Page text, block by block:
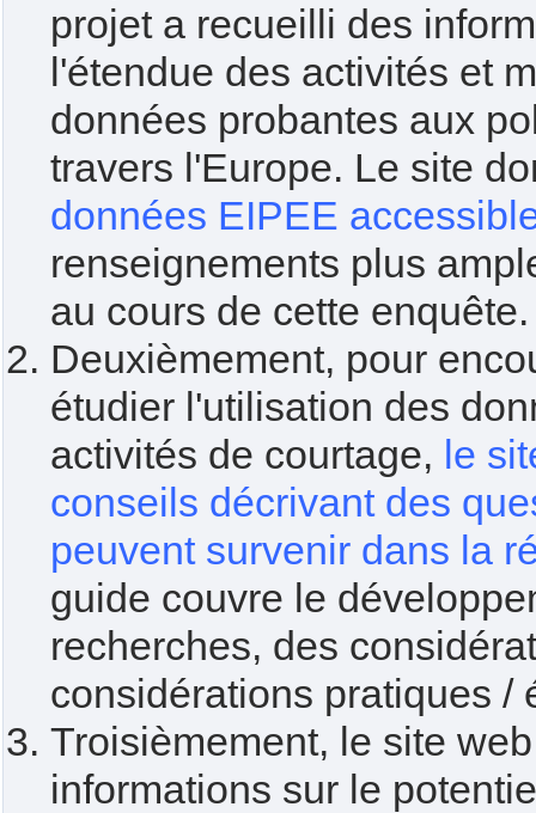
projet a recueilli des
l'étendue des activités et
données probantes aux
travers l'Europe. Le site
données EIPEE
renseignements plus
au cours de cette enquête.
Deuxièmement, pour
étudier l'utilisation des
activités de courtage, le
conseils décrivant des
peuvent survenir dans la
guide couvre le
recherches, des
considérations pratiques /
Troisièmement, le site
informations sur le